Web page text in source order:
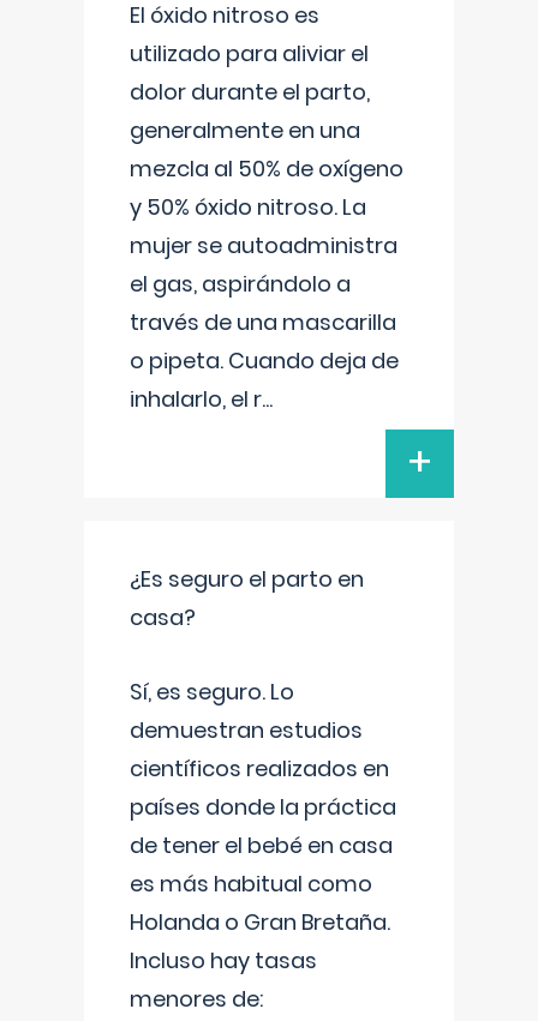
El óxido nitroso es
utilizado para aliviar el
dolor durante el parto,
generalmente en una
mezcla al 50% de oxígeno
y 50% óxido nitroso. La
mujer se autoadministra
el gas, aspirándolo a
través de una mascarilla
o pipeta. Cuando deja de
inhalarlo, el r...
+
¿Es seguro el parto en
casa?
Sí, es seguro. Lo
demuestran estudios
científicos realizados en
países donde la práctica
de tener el bebé en casa
es más habitual como
Holanda o Gran Bretaña.
Incluso hay tasas
menores de: